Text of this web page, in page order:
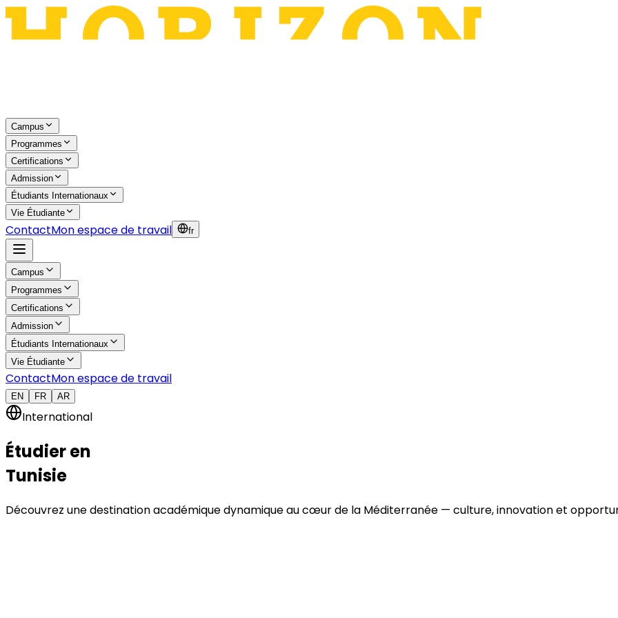
Campus
Programmes
Certifications
Admission
Étudiants Internationaux
Vie Étudiante
ContactMon espace de travail fr
Campus
Programmes
Certifications
Admission
Étudiants Internationaux
Vie Étudiante
ContactMon espace de travail
EN FR AR
International
Étudier en
Tunisie
Découvrez une destination académique dynamique au cœur de la Méditerranée — culture, innovation et